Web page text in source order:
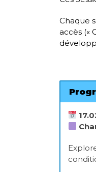
Chaque
accès («